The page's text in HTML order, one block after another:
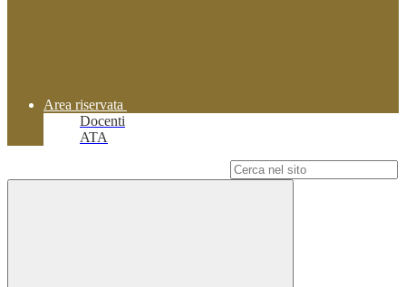
Area riservata
Docenti
ATA